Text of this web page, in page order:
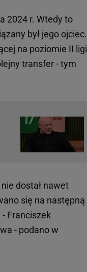
2024 r. Wtedy to
był jego ojciec.
na poziomie II ligi
transfer - tym
dostał nawet
się na następną
Franciszek
- podano w